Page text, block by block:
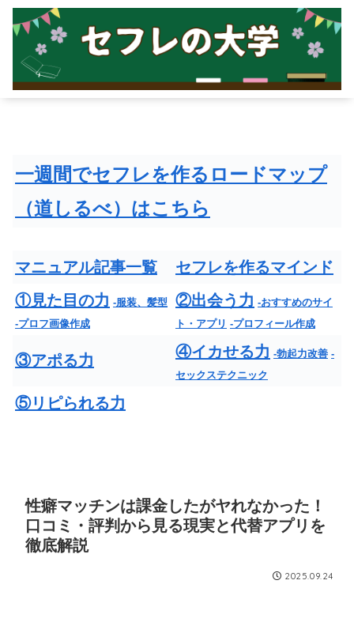
一週間でセフレを作るロードマップ
（道しるべ）はこちら
マニュアル記事一覧
セフレを作るマインド
①見た目の力 -服装、髪型
-プロフ画像作成
②出会う力 -おすすめのサイ
ト・アプリ -プロフィール作成
③アポる力 ④イカせる力 -勃起力改善 -
セックステクニック
⑤リピられる力
性癖マッチンは課金したがヤれなかった！
口コミ・評判から見る現実と代替アプリを
徹底解説
2025.09.24